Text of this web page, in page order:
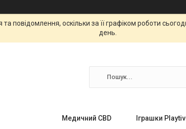
повідомлення, оскільки за її графіком роботи
день.
Медичний CBD Іграшки